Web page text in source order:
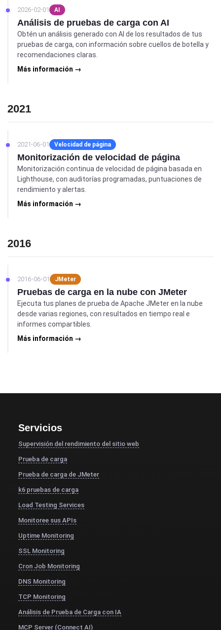
2026-02-01 AI
Análisis de pruebas de carga con AI
Obtén un análisis generado con AI de los resultados de tus
pruebas de carga, con información sobre cuellos de botella y
recomendaciones claras.
Más información →
2021
2021-06-01 Velocidad de página
Monitorización de velocidad de página
Monitorización continua de velocidad de página basada en
Lighthouse, con auditorías programadas, puntuaciones de
rendimiento y alertas.
Más información →
2016
2016-06-01 JMeter
Pruebas de carga en la nube con JMeter
Ejecuta tus planes de prueba de Apache JMeter en la nube
desde varias regiones, con resultados en tiempo real e
informes compartibles.
Más información →
Servicios
Supervisión del rendimiento del sitio web
Prueba de carga
Prueba de carga de JMeter
k6 pruebas de carga
Load Testing Services
Monitoree sus APIs
Uptime Monitoring
SSL Monitoring
Cron Job Monitoring
DNS Monitoring
TCP Monitoring
Análisis de Prueba de Carga con IA
MCP Server (Connect AI)